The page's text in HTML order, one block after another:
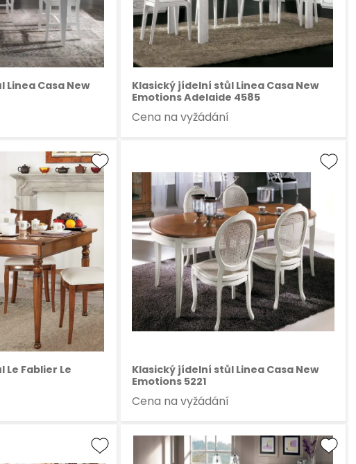
Casa New
Klasický jídelní stůl Linea Casa New
Emotions Adelaide 4585
Cena na vyžádání
Fablier Le
Klasický jídelní stůl Linea Casa New
Emotions 5221
Cena na vyžádání